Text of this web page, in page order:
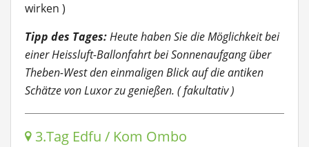
wirken )
Tipp des Tages:Heute haben Sie die Möglichkeit bei
einer Heissluft-Ballonfahrt bei Sonnenaufgang über
Theben-West den einmaligen Blick auf die antiken
Schätze von Luxor zu genießen. ( fakultativ )
3.Tag Edfu / Kom Ombo